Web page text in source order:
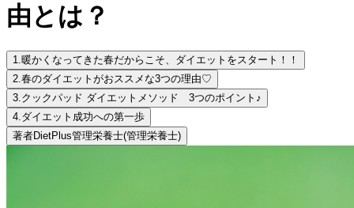
由とは？
1.暖かくなってきた春だからこそ、ダイエットをスタート！！
2.春のダイエットがおススメな3つの理由♡
3.クックパッド ダイエットメソッド 3つのポイント♪
4.ダイエット成功への第一歩
著者DietPlus管理栄養士(管理栄養士)